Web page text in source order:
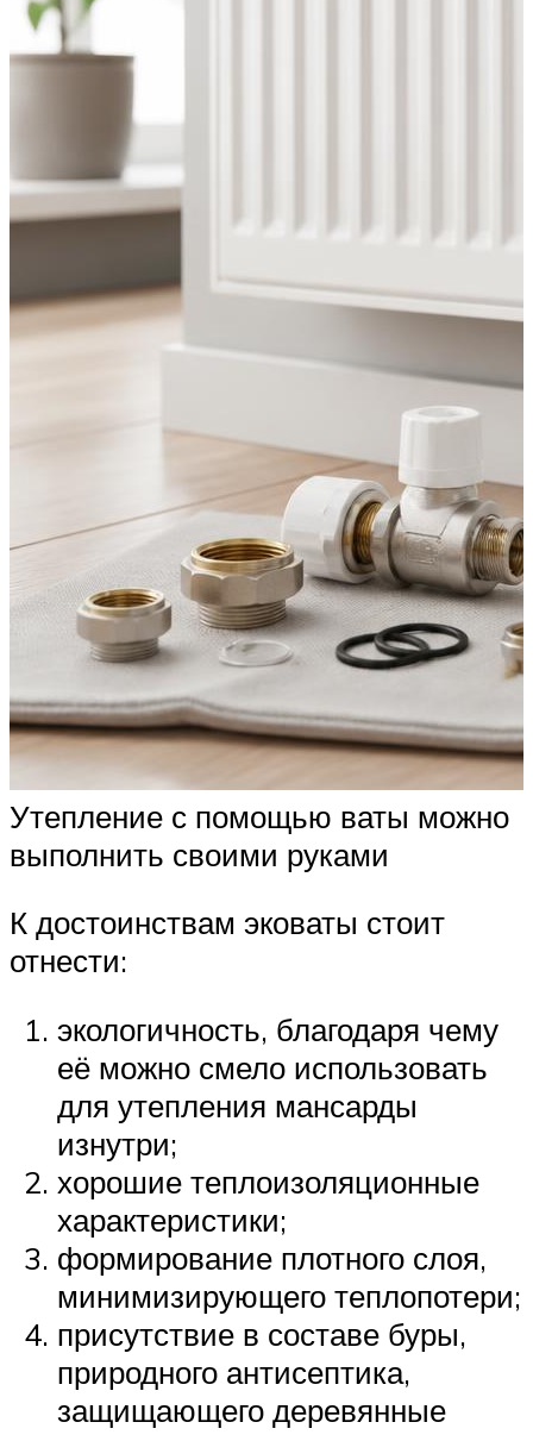
Утепление с помощью ваты можно
выполнить своими руками
К достоинствам эковаты стоит
отнести:
экологичность, благодаря чему
её можно смело использовать
для утепления мансарды
изнутри;
хорошие теплоизоляционные
характеристики;
формирование плотного слоя,
минимизирующего теплопотери;
присутствие в составе буры,
природного антисептика,
защищающего деревянные